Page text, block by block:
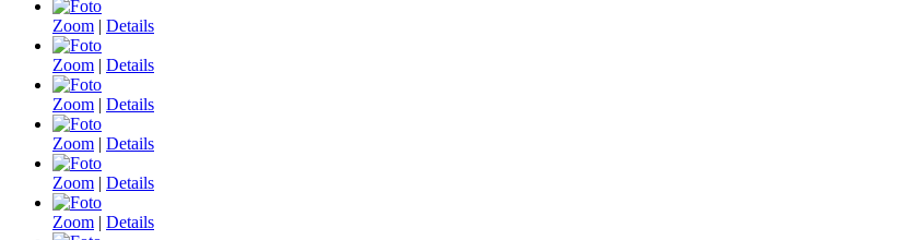
Zoom | Details
Zoom | Details
Zoom | Details
Zoom | Details
Zoom | Details
Zoom | Details